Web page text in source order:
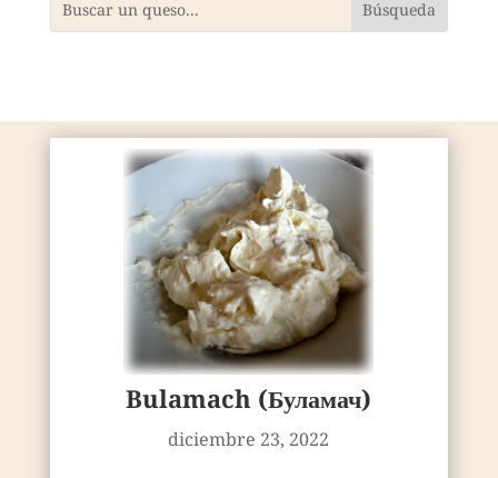
Bulamach (Буламач)
diciembre 23, 2022